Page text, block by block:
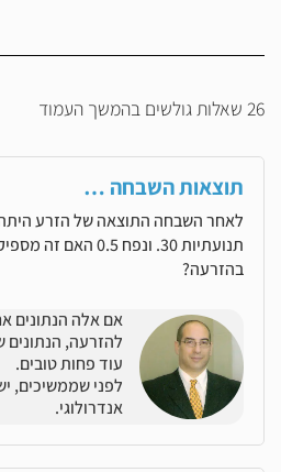
26 שאלות גולשים בהמשך העמוד
תוצאות השבחה …
תנועתיות 30. ונפח 0.5
בהזרעה?
אם אלה הנתונים
להזרעה, הנתונים
עוד פחות טובים.
לפני שממשיכים,
אנדרולוגי.